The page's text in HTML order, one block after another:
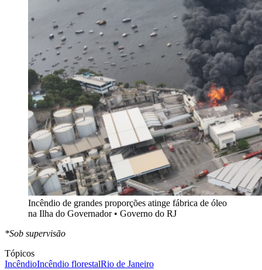
Incêndio de grandes proporções atinge fábrica de óleo
na Ilha do Governador • Governo do RJ
*Sob supervisão
Tópicos
IncêndioIncêndio florestalRio de Janeiro